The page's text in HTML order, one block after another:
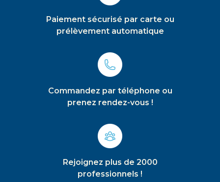
Paiement sécurisé par carte ou
prélèvement automatique
Commandez par téléphone ou
prenez rendez-vous !
Rejoignez plus de 2000
professionnels !